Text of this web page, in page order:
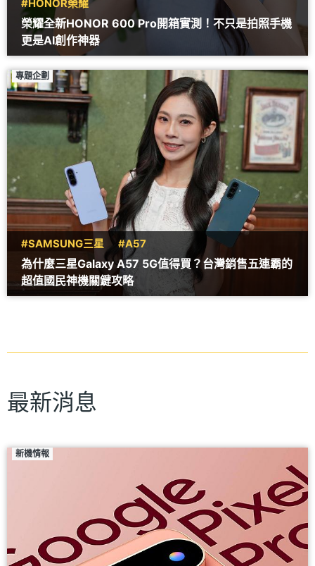
#HONOR榮耀
榮耀全新HONOR 600 Pro開箱實測！不只是拍照手機
更是AI創作神器
專題企劃
#SAMSUNG三星 #A57
為什麼三星Galaxy A57 5G值得買？台灣銷售五連霸的
超值國民神機關鍵攻略
最新消息
新機情報